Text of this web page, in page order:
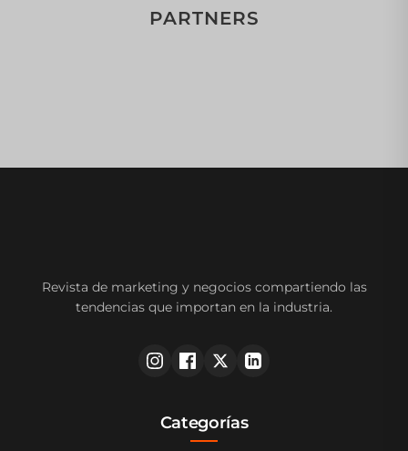
PARTNERS
Revista de marketing y negocios compartiendo las
tendencias que importan en la industria.
Categorías